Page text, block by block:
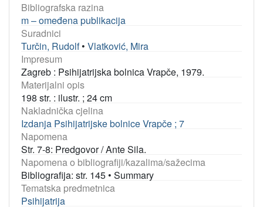
Bibliografska razina
m – omeđena publikacija
Suradnici
Turčin, Rudolf• Vlatković, Mira
Impresum
Zagreb : Psihijatrijska bolnica Vrapče, 1979.
Materijalni opis
198 str. : ilustr. ; 24 cm
Nakladnička cjelina
Izdanja Psihijatrijske bolnice Vrapče ; 7
Napomena
Str. 7-8: Predgovor / Ante Sila.
Napomena o bibliografiji/kazalima/sažecima
Bibliografija: str. 145 • Summary
Tematska predmetnica
Psihijatrija